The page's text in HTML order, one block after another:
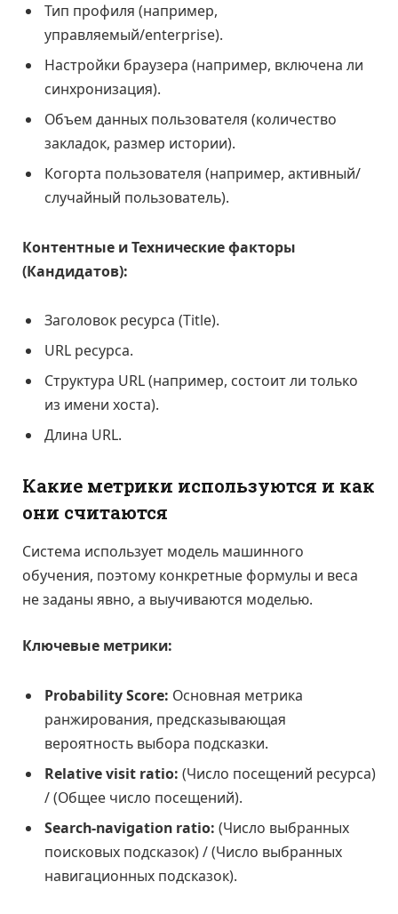
Тип профиля (например,
управляемый/enterprise).
Настройки браузера (например, включена ли
синхронизация).
Объем данных пользователя (количество
закладок, размер истории).
Когорта пользователя (например, активный/
случайный пользователь).
Контентные и Технические факторы
(Кандидатов):
Заголовок ресурса (Title).
URL ресурса.
Структура URL (например, состоит ли только
из имени хоста).
Длина URL.
Какие метрики используются и как
они считаются
Система использует модель машинного
обучения, поэтому конкретные формулы и веса
не заданы явно, а выучиваются моделью.
Ключевые метрики:
Probability Score: Основная метрика
ранжирования, предсказывающая
вероятность выбора подсказки.
Relative visit ratio: (Число посещений ресурса)
/ (Общее число посещений).
Search-navigation ratio: (Число выбранных
поисковых подсказок) / (Число выбранных
навигационных подсказок).